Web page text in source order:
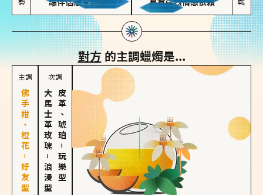
勢
讓伴侶感受到關懷
易有強烈情感依賴
戰
對方的主調蠟燭是...
主調
佛手柑、橙花－好友型
次調
大馬士革玫瑰
－
浪漫型
皮革、琥珀
－
玩樂型